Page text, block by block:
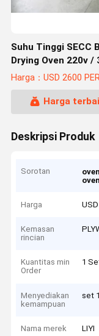
Suhu Tinggi SECC
Drying Oven 220v /
Harga：USD 2600
Harga
Deskripsi Produk
Sorotan
Harga
Kemasan
rincian
Kuantitas min
Order
1
Menyediakan
kemampuan
set
Nama merek LIYI